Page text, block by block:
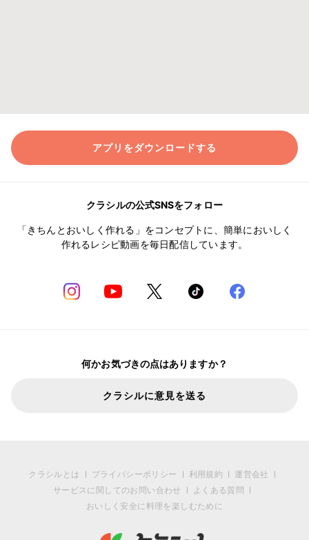
アプリをダウンロードする
クラシルの公式SNSをフォロー
「きちんとおいしく作れる」をコンセプトに、簡単においしく
作れるレシピ動画を毎日配信しています。
何かお気づきの点はありますか？
クラシルに意見を送る
クラシルとは プライバシーポリシー 利用規約
運営会社
サービスに関してのお問い合わせ
よくある質問
おいしく安全に料理を楽しむために